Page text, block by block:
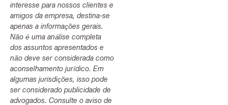
interesse para nossos clientes e
amigos da empresa, destina-se
apenas a informações gerais.
Não é uma análise completa
dos assuntos apresentados e
não deve ser considerada como
aconselhamento jurídico. Em
algumas jurisdições, isso pode
ser considerado publicidade de
advogados. Consulte o aviso de